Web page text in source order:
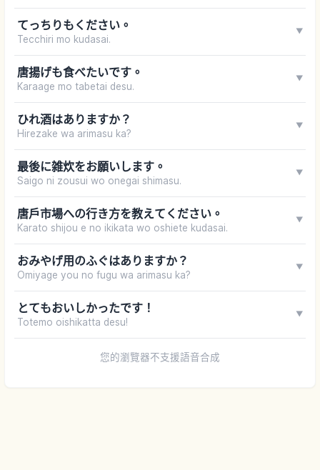
てっちりもください。
Tecchiri mo kudasai.
▼
唐揚げも食べたいです。
Karaage mo tabetai desu.
▼
ひれ酒はありますか？
Hirezake wa arimasu ka?
▼
最後に雑炊をお願いします。
Saigo ni zousui wo onegai shimasu.
▼
唐戶市場への行き方を教えてください。
Karato shijou e no ikikata wo oshiete kudasai.
▼
おみやげ用のふぐはありますか？
Omiyage you no fugu wa arimasu ka?
▼
とてもおいしかったです！
Totemo oishikatta desu!
▼
您的瀏覽器不支援語音合成